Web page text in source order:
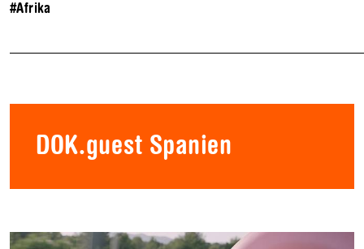
#Afrika
DOK.guest Spanien